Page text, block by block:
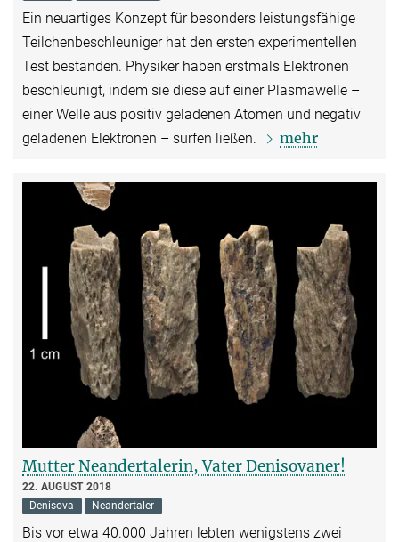
Ein neuartiges Konzept für besonders leistungsfähige
Teilchenbeschleuniger hat den ersten experimentellen
Test bestanden. Physiker haben erstmals Elektronen
beschleunigt, indem sie diese auf einer Plasmawelle –
einer Welle aus positiv geladenen Atomen und negativ
geladenen Elektronen – surfen ließen.
mehr
Mutter Neandertalerin, Vater Denisovaner!
22. AUGUST 2018
Denisova
Neandertaler
Bis vor etwa 40.000 Jahren lebten wenigstens zwei